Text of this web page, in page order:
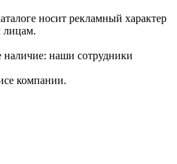
носит рекламный характер
лицам.
наличие: наши сотрудники
компании.